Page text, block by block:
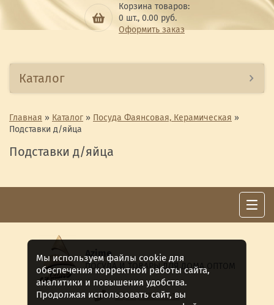
Корзина товаров:
0 шт., 0.00 руб.
Оформить заказ
Каталог
Главная » Каталог » Посуда Фаянсовая, Керамическая »
Подставки д/яйца
Подставки д/яйца
Azime
ПОСУДА И ТОВАРЫ ДЛЯ ДОМА ОПТОМ
8 (911) 922 -15-12
Мы используем файлы cookie для
обеспечения корректной работы сайта,
аналитики и повышения удобства.
Продолжая использовать сайт, вы